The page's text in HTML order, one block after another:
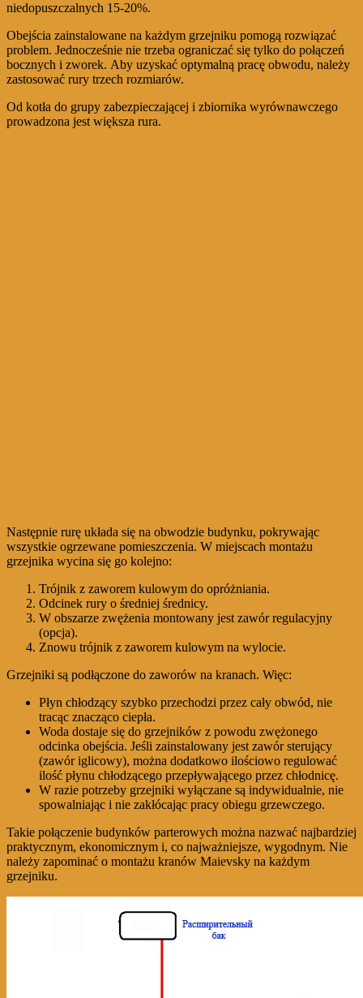
niedopuszczalnych 15-20%.
Obejścia zainstalowane na każdym grzejniku pomogą rozwiązać
problem. Jednocześnie nie trzeba ograniczać się tylko do połączeń
bocznych i zworek. Aby uzyskać optymalną pracę obwodu, należy
zastosować rury trzech rozmiarów.
Od kotła do grupy zabezpieczającej i zbiornika wyrównawczego
prowadzona jest większa rura.
Następnie rurę układa się na obwodzie budynku, pokrywając
wszystkie ogrzewane pomieszczenia. W miejscach montażu
grzejnika wycina się go kolejno:
Trójnik z zaworem kulowym do opróżniania.
Odcinek rury o średniej średnicy.
W obszarze zwężenia montowany jest zawór regulacyjny
(opcja).
Znowu trójnik z zaworem kulowym na wylocie.
Grzejniki są podłączone do zaworów na kranach. Więc:
Płyn chłodzący szybko przechodzi przez cały obwód, nie
tracąc znacząco ciepła.
Woda dostaje się do grzejników z powodu zwężonego
odcinka obejścia. Jeśli zainstalowany jest zawór sterujący
(zawór iglicowy), można dodatkowo ilościowo regulować
ilość płynu chłodzącego przepływającego przez chłodnicę.
W razie potrzeby grzejniki wyłączane są indywidualnie, nie
spowalniając i nie zakłócając pracy obiegu grzewczego.
Takie połączenie budynków parterowych można nazwać najbardziej
praktycznym, ekonomicznym i, co najważniejsze, wygodnym. Nie
należy zapominać o montażu kranów Maievsky na każdym
grzejniku.